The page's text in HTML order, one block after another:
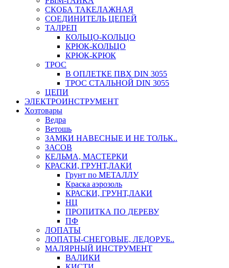
СКОБА ТАКЕЛАЖНАЯ
СОЕДИНИТЕЛЬ ЦЕПЕЙ
ТАЛРЕП
КОЛЬЦО-КОЛЬЦО
КРЮК-КОЛЬЦО
КРЮК-КРЮК
ТРОС
В ОПЛЕТКЕ ПВХ DIN 3055
ТРОС СТАЛЬНОЙ DIN 3055
ЦЕПИ
ЭЛЕКТРОИНСТРУМЕНТ
Хозтовары
Ведра
Ветошь
ЗАМКИ НАВЕСНЫЕ И НЕ ТОЛЬК..
ЗАСОВ
КЕЛЬМА, МАСТЕРКИ
КРАСКИ, ГРУНТ,ЛАКИ
Грунт по МЕТАЛЛУ
Краска аэрозоль
КРАСКИ, ГРУНТ,ЛАКИ
НЦ
ПРОПИТКА ПО ДЕРЕВУ
ПФ
ЛОПАТЫ
ЛОПАТЫ-СНЕГОВЫЕ, ЛЕДОРУБ..
МАЛЯРНЫЙ ИНСТРУМЕНТ
ВАЛИКИ